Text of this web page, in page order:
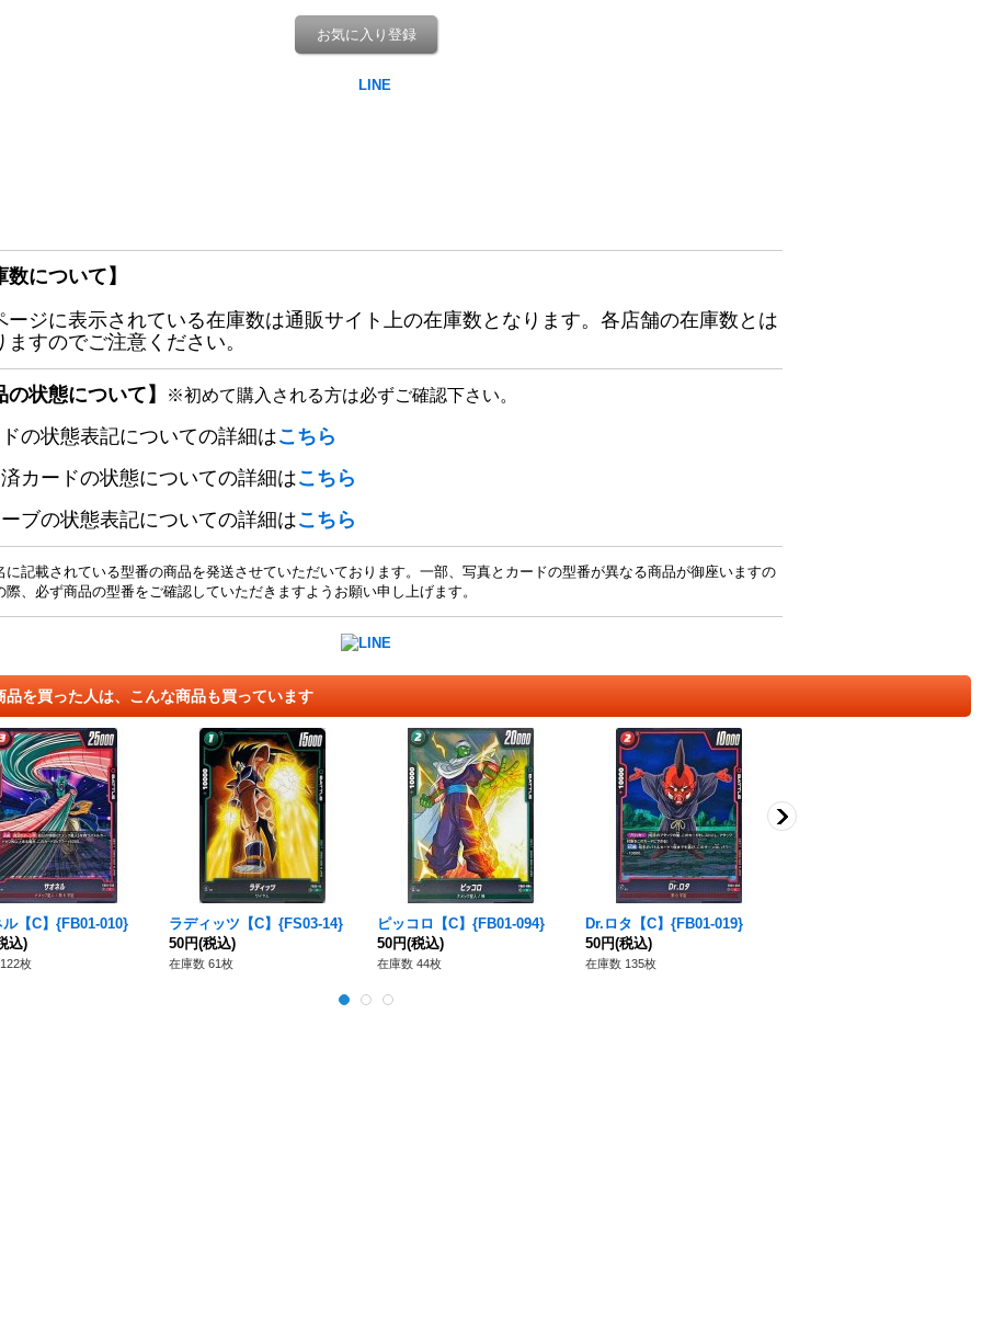
お気に入り登録
数について】
ージに表示されている在庫数は通販サイト上の在庫数となります。各店舗の在庫数とは
ますのでご注意ください。
の状態について】 ※初めて購入される方は必ずご確認下さい。
の状態表記についての詳細はこちら
カードの状態についての詳細はこちら
ブの状態表記についての詳細はこちら
記載されている型番の商品を発送させていただいております。一部、写真とカードの型番が異なる商品が御座いますの
際、必ず商品の型番をご確認していただきますようお願い申し上げます。
品を買った人は、こんな商品も買っています
【C】{FB01-010}
込)
枚
ラディッツ【C】{FS03-14}
50円(税込)
在庫数 61枚
ピッコロ【C】{FB01-094}
50円(税込)
在庫数 44枚
Dr.ロタ【C】{FB01-019}
50円(税込)
在庫数 135枚